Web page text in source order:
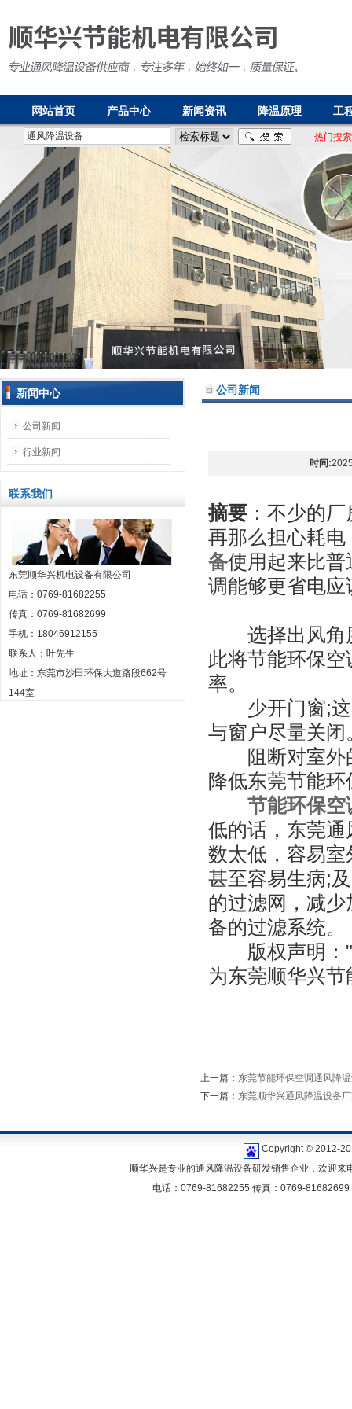
网站首页 产品中心 新闻资讯 降温原理 工
热门搜
新闻中心
公司新闻
行业新闻
联系我们
东莞顺华兴机电设备有限公司
电话：0769-81682255
传真：0769-81682699
手机：18046912155
联系人：叶先生
地址：东莞市沙田环保大道路段662号
144室
公司新闻
时间:
摘要 ：不少的
再那么担心耗
备使用起来比
调能够更省电
选择出风角度
此将节能环保
率。
少开门窗;这
与窗户尽量关闭
阻断对室外的
降低东莞节能
节能环保空
低的话，东莞
数太低，容易
甚至容易生病;
的过滤网，减
备的过滤系统。
版权声明："
为东莞顺华兴
上一篇： 东莞节能环保空调通风降
下一篇： 东莞顺华兴通风降温设备
Copyright © 2012-
顺华兴是专业的通风降温设备研发销售企业，欢迎
电话：0769-81682255 传真：0769-